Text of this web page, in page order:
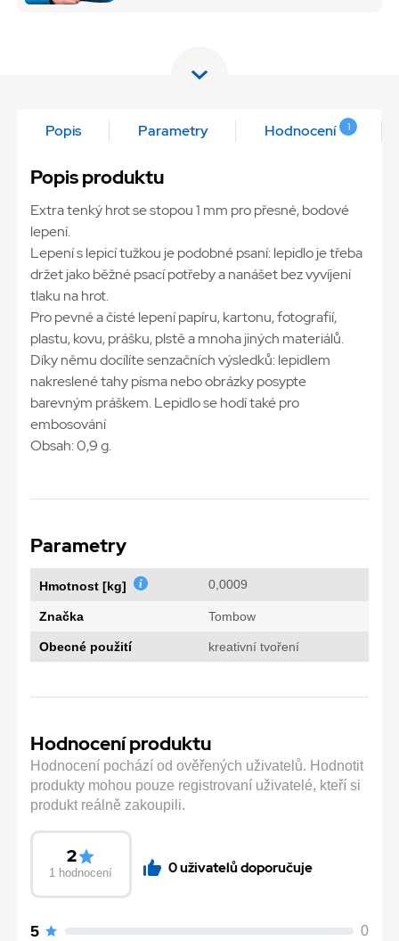
Popis Parametry Hodnocení 1
Popis produktu
Extra tenký hrot se stopou 1 mm pro přesné, bodové
lepení.
Lepení s lepicí tužkou je podobné psaní: lepidlo je třeba
držet jako běžné psací potřeby a nanášet bez vyvíjení
tlaku na hrot.
Pro pevné a čisté lepení papíru, kartonu, fotografií,
plastu, kovu, prášku, plstě a mnoha jiných materiálů.
Díky němu docílíte senzačních výsledků: lepidlem
nakreslené tahy písma nebo obrázky posypte
barevným práškem. Lepidlo se hodí také pro
embosování
Obsah: 0,9 g.
Parametry
Hmotnost [kg] 0,0009
Značka Tombow
Obecné použití kreativní tvoření
Hodnocení produktu
Hodnocení pochází od ověřených uživatelů. Hodnotit
produkty mohou pouze registrovaní uživatelé, kteří si
produkt reálně zakoupili.
2
1 hodnocení 0 uživatelů doporučuje
5 0